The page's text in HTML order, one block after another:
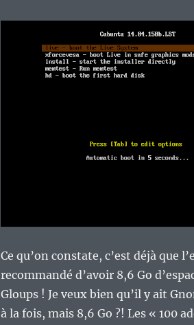
Ce qu’on constate, c’est déjà que
recommandé d’avoir 8,6 Go
Gloups ! Je veux bien qu’il y ait
à la fois, mais 8,6 Go ?! Les « 100